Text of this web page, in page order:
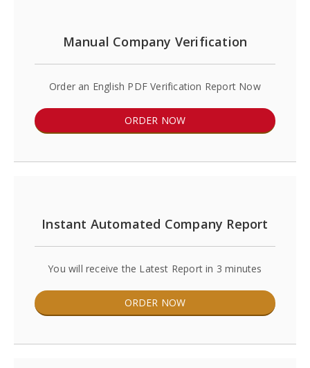
Manual Company Verification
Order an English PDF Verification Report Now
ORDER NOW
Instant Automated Company Report
You will receive the Latest Report in 3 minutes
ORDER NOW